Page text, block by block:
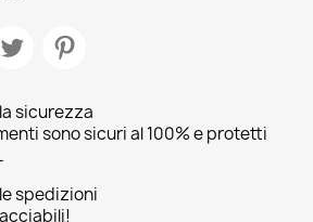
sicurezza
sono sicuri al 100% e protetti
spedizioni